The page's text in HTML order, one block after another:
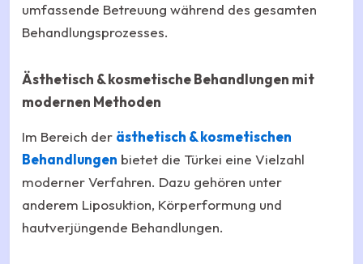
umfassende Betreuung während des gesamten
Behandlungsprozesses.
Ästhetisch & kosmetische Behandlungen mit
modernen Methoden
Im Bereich der ästhetisch & kosmetischen
Behandlungen bietet die Türkei eine Vielzahl
moderner Verfahren. Dazu gehören unter
anderem Liposuktion, Körperformung und
hautverjüngende Behandlungen.